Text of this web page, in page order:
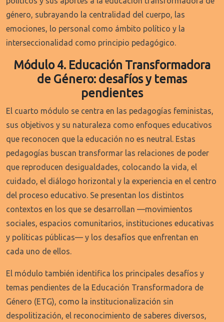
género, subrayando la centralidad del cuerpo, las
emociones, lo personal como ámbito político y la
interseccionalidad como principio pedagógico.
Módulo 4. Educación Transformadora
de Género: desafíos y temas
pendientes
El cuarto módulo se centra en las pedagogías feministas,
sus objetivos y su naturaleza como enfoques educativos
que reconocen que la educación no es neutral. Estas
pedagogías buscan transformar las relaciones de poder
que reproducen desigualdades, colocando la vida, el
cuidado, el diálogo horizontal y la experiencia en el centro
del proceso educativo. Se presentan los distintos
contextos en los que se desarrollan —movimientos
sociales, espacios comunitarios, instituciones educativas
y políticas públicas— y los desafíos que enfrentan en
cada uno de ellos.
El módulo también identifica los principales desafíos y
temas pendientes de la Educación Transformadora de
Género (ETG), como la institucionalización sin
despolitización, el reconocimiento de saberes diversos,